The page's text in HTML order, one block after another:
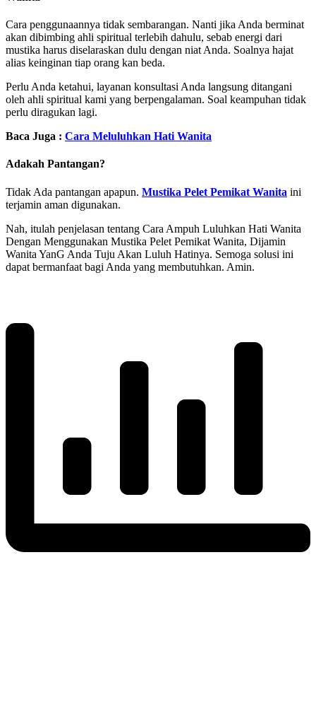
Cara penggunaannya tidak sembarangan. Nanti jika Anda berminat
akan dibimbing ahli spiritual terlebih dahulu, sebab energi dari
mustika harus diselaraskan dulu dengan niat Anda. Soalnya hajat
alias keinginan tiap orang kan beda.
Perlu Anda ketahui, layanan konsultasi Anda langsung ditangani
oleh ahli spiritual kami yang berpengalaman. Soal keampuhan tidak
perlu diragukan lagi.
Baca Juga : Cara Meluluhkan Hati Wanita
Adakah Pantangan?
Tidak Ada pantangan apapun. Mustika Pelet Pemikat Wanita ini
terjamin aman digunakan.
Nah, itulah penjelasan tentang Cara Ampuh Luluhkan Hati Wanita
Dengan Menggunakan Mustika Pelet Pemikat Wanita, Dijamin
Wanita YanG Anda Tuju Akan Luluh Hatinya. Semoga solusi ini
dapat bermanfaat bagi Anda yang membutuhkan. Amin.